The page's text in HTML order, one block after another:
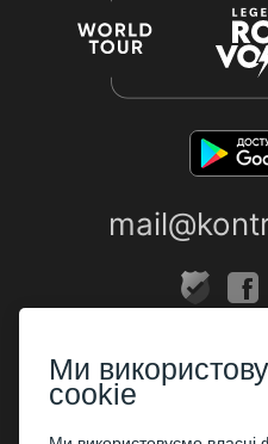
Ми
cookie